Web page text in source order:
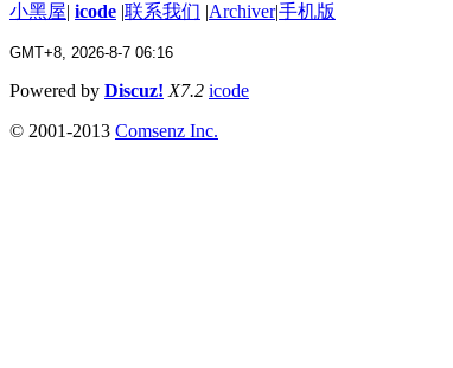
小黑屋| icode |联系我们 |Archiver|手机版
GMT+8, 2026-8-7 06:16
Powered by Discuz! X7.2 icode
© 2001-2013 Comsenz Inc.